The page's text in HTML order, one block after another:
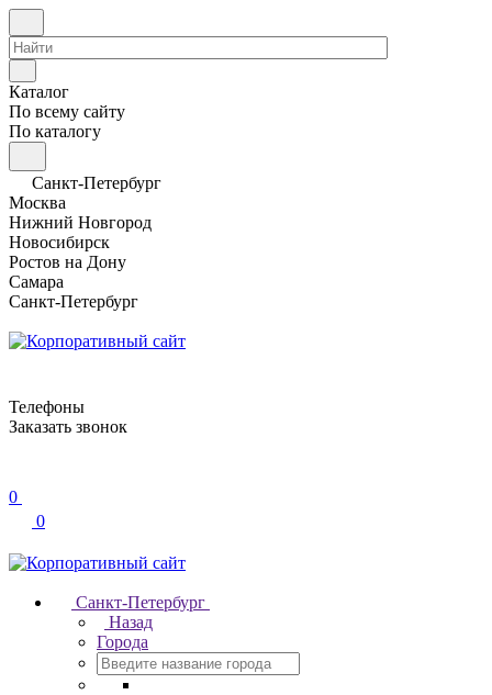
Каталог
По всему сайту
По каталогу
Санкт-Петербург
Москва
Нижний Новгород
Новосибирск
Ростов на Дону
Самара
Санкт-Петербург
Телефоны
Заказать звонок
0
0
Санкт-Петербург
Назад
Города